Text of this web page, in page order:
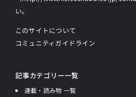
い。
このサイトについて
コミュニティガイドライン
記事カテゴリー一覧
連載・読み物 一覧